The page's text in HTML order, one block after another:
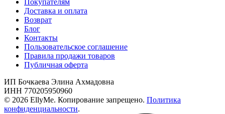
Покупателям
Доставка и оплата
Возврат
Блог
Контакты
Пользовательское соглашение
Правила продажи товаров
Публичная оферта
ИП Бочкаева Элина Ахмадовна
ИНН 770205950960
© 2026 EllyMe. Копирование запрещено. Политика
конфиденциальности.